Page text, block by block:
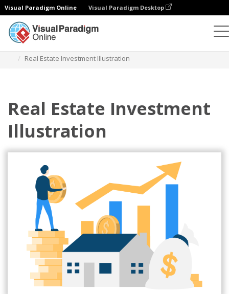
Visual Paradigm Online Visual Paradigm Desktop
Real Estate Investment Illustration
Real Estate Investment
Illustration